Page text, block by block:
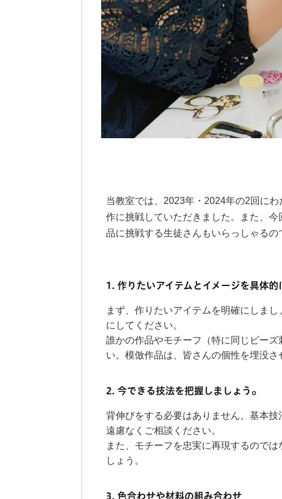
当教室では、2023年・2024年の2回に
作に挑戦していただきました。また、
品に挑戦する生徒さんもいらっしゃる
1. 作りたいアイテムとイメージを具体的
まず、作りたいアイテムを明確にしま
にしてください。
誰かの作品やモチーフ（特に同じビー
い。模倣作品は、皆さんの個性を埋没さ
2. 今できる技法を把握しましょう 。
背伸びをする必要はありません。基本
遠慮なくご相談ください。
また、モチーフを忠実に再現するので
しょう。
3. 色合わせや材料の組み合わせ